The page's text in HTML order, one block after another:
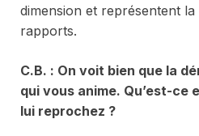
dimension et représentent la
rapports.
C.B. : On voit bien que la
qui vous anime. Qu’est-ce
lui reprochez ?